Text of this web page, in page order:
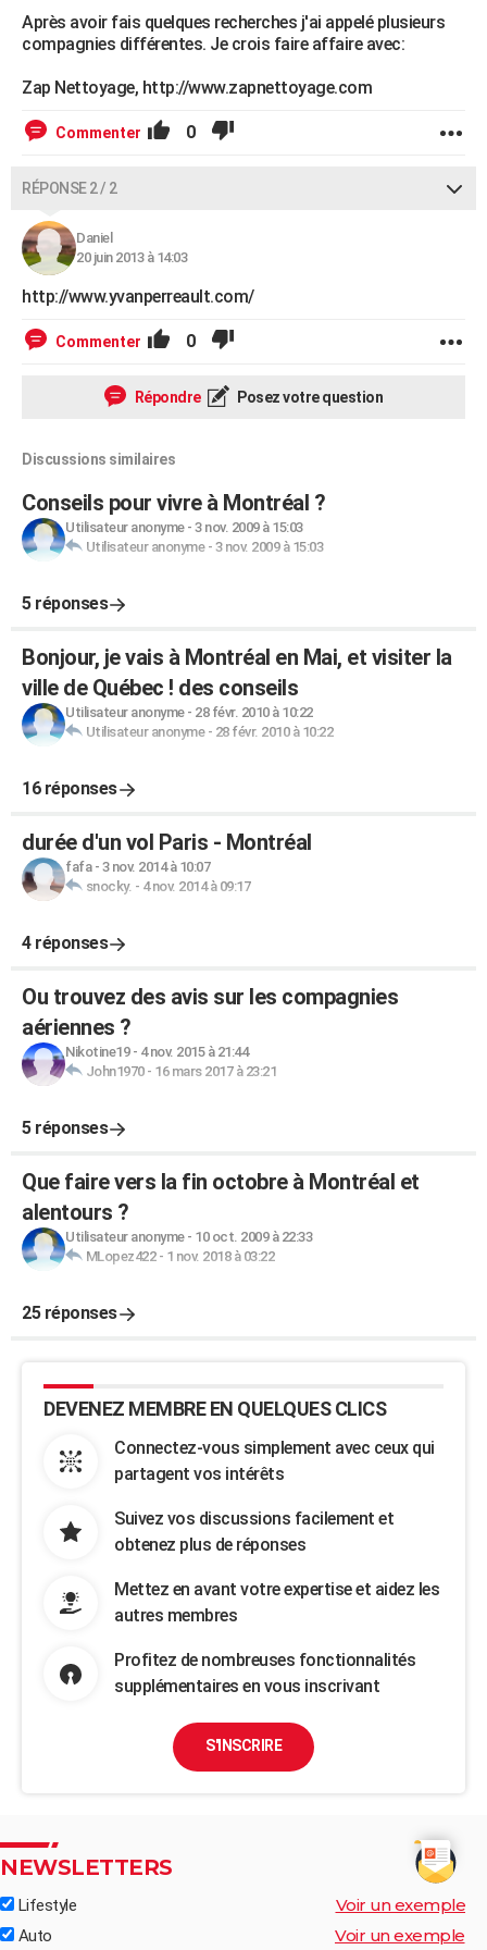
Après avoir fais quelques recherches j'ai appelé plusieurs
compagnies différentes. Je crois faire affaire avec:
Zap Nettoyage, http://www.zapnettoyage.com
Commenter 0
RÉPONSE 2 / 2
Daniel
20 juin 2013 à 14:03
http://www.yvanperreault.com/
Commenter 0
Répondre Posez votre question
Discussions similaires
Conseils pour vivre à Montréal ?
Utilisateur anonyme- 3 nov. 2009 à 15:03
Utilisateur anonyme- 3 nov. 2009 à 15:03
5 réponses
Bonjour, je vais à Montréal en Mai, et visiter la
ville de Québec ! des conseils
Utilisateur anonyme- 28 févr. 2010 à 10:22
Utilisateur anonyme- 28 févr. 2010 à 10:22
16 réponses
durée d'un vol Paris - Montréal
fafa- 3 nov. 2014 à 10:07
snocky. - 4 nov. 2014 à 09:17
4 réponses
Ou trouvez des avis sur les compagnies
aériennes ?
Nikotine19- 4 nov. 2015 à 21:44
John1970- 16 mars 2017 à 23:21
5 réponses
Que faire vers la fin octobre à Montréal et
alentours ?
Utilisateur anonyme- 10 oct. 2009 à 22:33
MLopez422- 1 nov. 2018 à 03:22
25 réponses
DEVENEZ MEMBRE EN QUELQUES CLICS
Connectez-vous simplement avec ceux qui
partagent vos intérêts
Suivez vos discussions facilement et
obtenez plus de réponses
Mettez en avant votre expertise et aidez les
autres membres
Profitez de nombreuses fonctionnalités
supplémentaires en vous inscrivant
S'INSCRIRE
NEWSLETTERS
Lifestyle Voir un exemple
Auto Voir un exemple